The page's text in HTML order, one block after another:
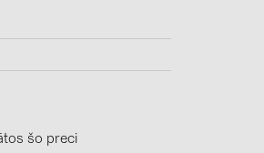
šo preci